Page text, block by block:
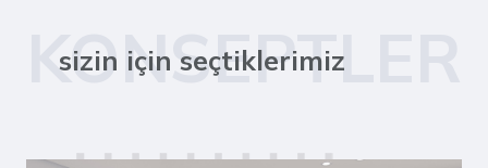
KONSEPTLER
sizin için seçtiklerimiz